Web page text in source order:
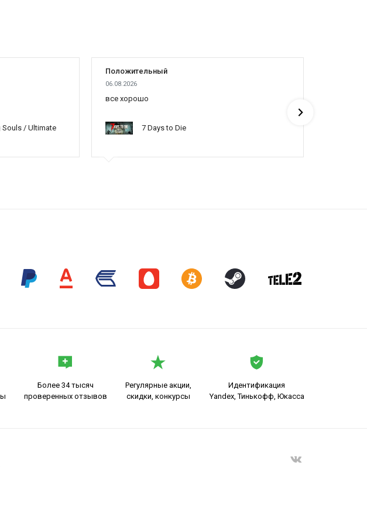
Souls / Ultimate
Положительный
06.08.2026
все хорошо
7 Days to Die
Более 34 тысяч
проверенных отзывов
Регулярные акции,
скидки, конкурсы
Идентификация
Yandex, Тинькофф, Юкасса